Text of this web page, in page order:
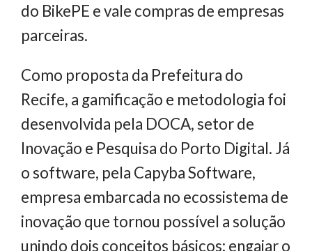
do BikePE e vale compras de empresas
parceiras.
Como proposta da Prefeitura do
Recife, a gamificação e metodologia foi
desenvolvida pela DOCA, setor de
Inovação e Pesquisa do Porto Digital. Já
o software, pela Capyba Software,
empresa embarcada no ecossistema de
inovação que tornou possível a solução
unindo dois conceitos básicos: engajar o